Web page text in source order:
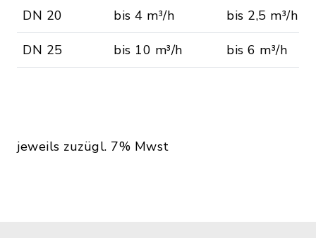
DN 20 bis 4 m³/h bis 2,5 m³/h
DN 25 bis 10 m³/h bis 6 m³/h
jeweils zuzügl. 7% Mwst